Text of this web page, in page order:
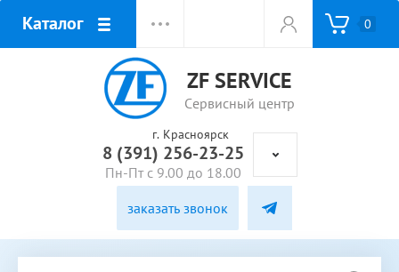
Каталог 0
ZF SERVICE
Сервисный центр
г. Красноярск
8 (391) 256-23-25
Пн-Пт с 9.00 до 18.00
заказать звонок